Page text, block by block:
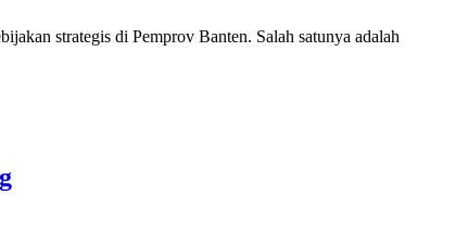
strategis di Pemprov Banten. Salah satunya adalah